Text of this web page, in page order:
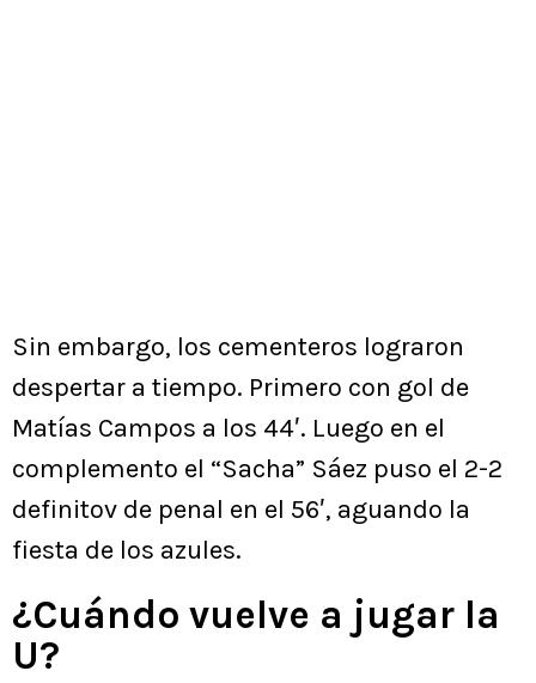
Sin embargo, los cementeros lograron
despertar a tiempo. Primero con gol de
Matías Campos a los 44′. Luego en el
complemento el “Sacha” Sáez puso el 2-2
definitov de penal en el 56′, aguando la
fiesta de los azules.
¿Cuándo vuelve a jugar la
U?